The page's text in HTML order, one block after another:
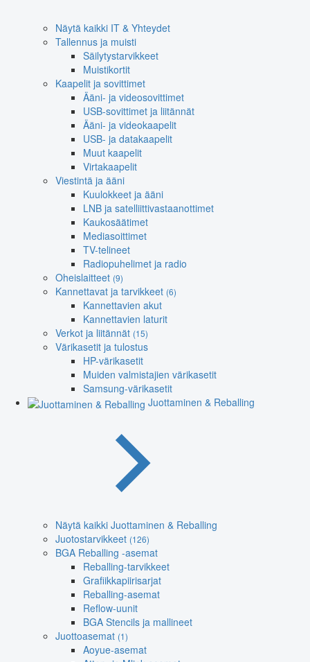
Näytä kaikki IT & Yhteydet
Tallennus ja muisti
Säilytystarvikkeet
Muistikortit
Kaapelit ja sovittimet
Ääni- ja videosovittimet
USB-sovittimet ja liitännät
Ääni- ja videokaapelit
USB- ja datakaapelit
Muut kaapelit
Virtakaapelit
Viestintä ja ääni
Kuulokkeet ja ääni
LNB ja satelliittivastaanottimet
Kaukosäätimet
Mediasoittimet
TV-telineet
Radiopuhelimet ja radio
Oheislaitteet (9)
Kannettavat ja tarvikkeet (6)
Kannettavien akut
Kannettavien laturit
Verkot ja liitännät (15)
Värikasetit ja tulostus
HP-värikasetit
Muiden valmistajien värikasetit
Samsung-värikasetit
Juottaminen & Reballing
Näytä kaikki Juottaminen & Reballing
Juotostarvikkeet (126)
BGA Reballing -asemat
Reballing-tarvikkeet
Grafiikkapiirisarjat
Reballing-asemat
Reflow-uunit
BGA Stencils ja mallineet
Juottoasemat (1)
Aoyue-asemat